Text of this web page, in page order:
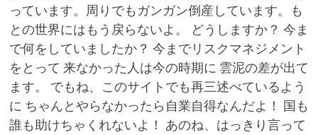
っています。周りでもガンガン倒産しています。も
との世界にはもう戻らないよ。 どうしますか？ 今ま
で何をしていましたか？ 今までリスクマネジメント
をとって 来なかった人は今の時期に 雲泥の差が出て
ます。 でもね、このサイトでも再三述べているよう
に ちゃんとやらなかったら自業自得なんだよ！ 国も
誰も助けちゃくれないよ！ あのね、はっきり言って